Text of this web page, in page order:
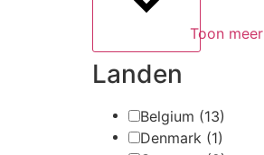
Toon meer
Landen
Belgium (13)
Denmark (1)